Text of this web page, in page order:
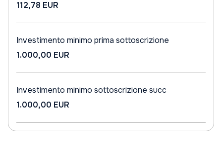
112,78 EUR
Investimento minimo prima sottoscrizione
1.000,00 EUR
Investimento minimo sottoscrizione succ
1.000,00 EUR